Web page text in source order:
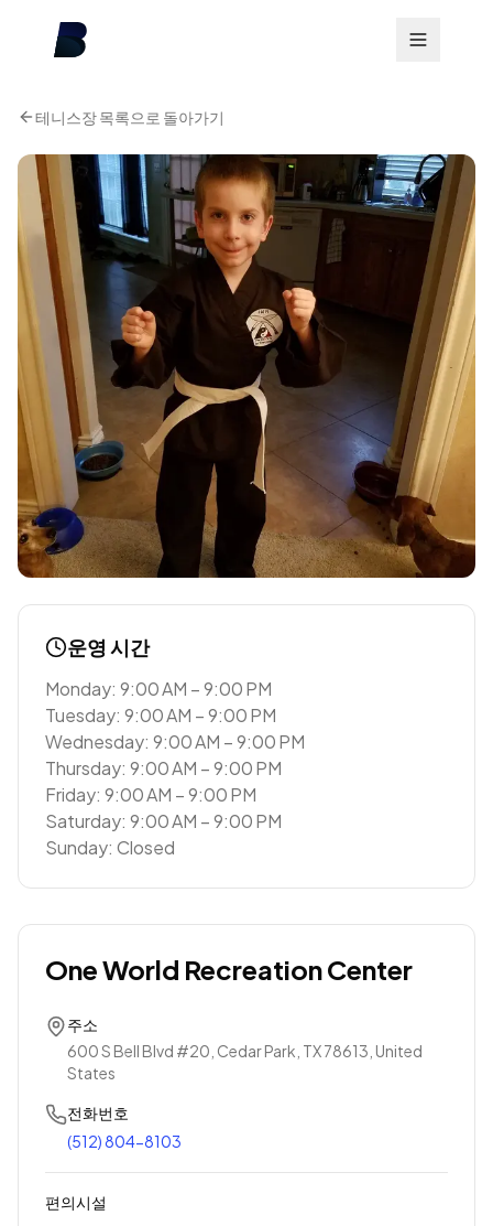
테니스장 목록으로 돌아가기
운영 시간
Monday: 9:00 AM – 9:00 PM
Tuesday: 9:00 AM – 9:00 PM
Wednesday: 9:00 AM – 9:00 PM
Thursday: 9:00 AM – 9:00 PM
Friday: 9:00 AM – 9:00 PM
Saturday: 9:00 AM – 9:00 PM
Sunday: Closed
One World Recreation Center
주소
600 S Bell Blvd #20, Cedar Park, TX 78613, United
States
전화번호
(512) 804-8103
편의시설